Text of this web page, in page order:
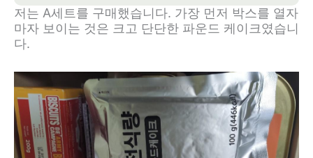
저는 A세트를 구매했습니다. 가장 먼저 박스를 열자
마자 보이는 것은 크고 단단한 파운드 케이크였습니
다.